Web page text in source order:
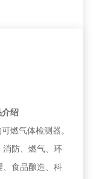
介绍
燃气体检测器。
消防、燃气、环
、食品酿造、科